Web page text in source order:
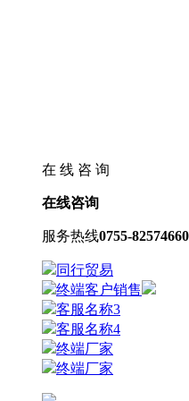
在 线 咨 询
在线咨询
服务热线0755-82574660
同行贸易
终端客户销售
客服名称3
客服名称4
终端厂家
终端厂家